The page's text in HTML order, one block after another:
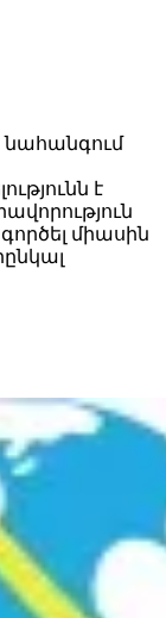
նահանգում
է
միասին